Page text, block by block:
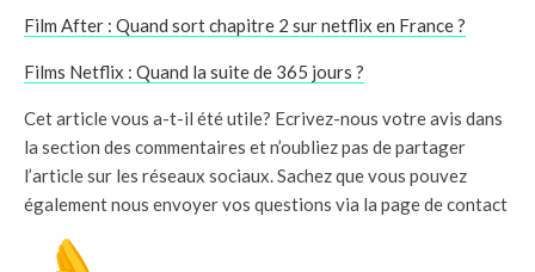
Film After : Quand sort chapitre 2 sur netflix en France ?
Films Netflix : Quand la suite de 365 jours ?
Cet article vous a-t-il été utile? Ecrivez-nous votre avis dans
la section des commentaires et n’oubliez pas de partager
l’article sur les réseaux sociaux. Sachez que vous pouvez
également nous envoyer vos questions via la page de contact